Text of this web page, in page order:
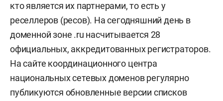
кто является их партнерами, то есть у
реселлеров (ресов). На сегодняшний день в
доменной зоне .ru насчитывается 28
официальных, аккредитованных регистраторов.
На сайте координационного центра
национальных сетевых доменов регулярно
публикуются обновленные версии списков